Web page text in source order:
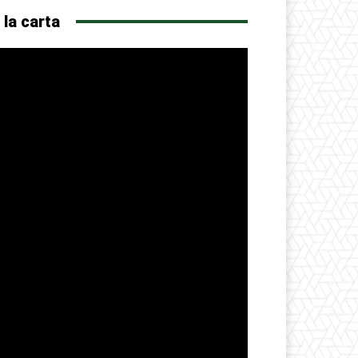
la carta